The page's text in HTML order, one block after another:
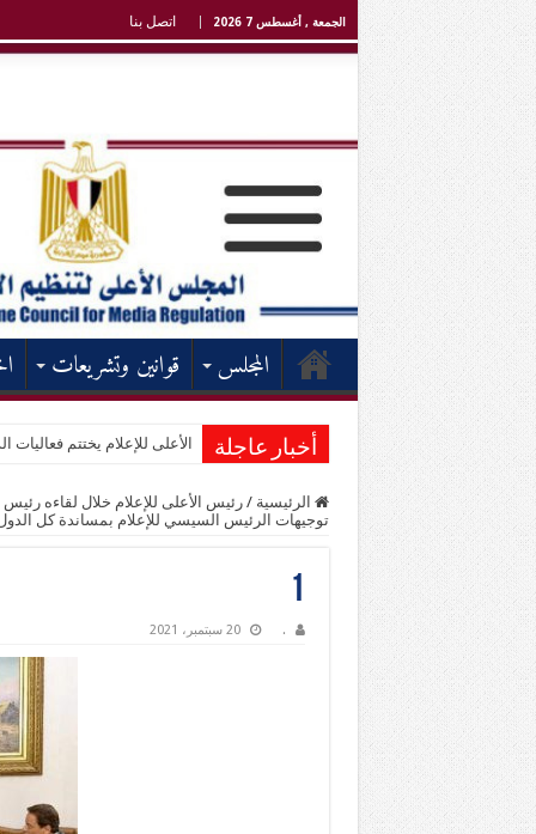
الجمعة , أغسطس 7 2026 اتصل بنا
المجلس قوانين وتشريعات
أخبار عاجلة الأعلى للإعلام يختتم فعاليات
الرئيسية / رئيس الأعلى للإعلام خلال لقاءه رئيس
توجيهات الرئيس السيسي للإعلام بمساندة كل
1
. 20 سبتمبر، 2021